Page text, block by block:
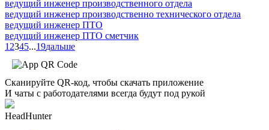
ведущий инженер производственного отдела
ведущий инженер производственно технического отдела
ведущий инженер ПТО
ведущий инженер ПТО сметчик
1 2345...19дальше
Сканируйте QR-код, чтобы скачать приложение
И чаты с работодателями всегда будут под рукой
HeadHunter